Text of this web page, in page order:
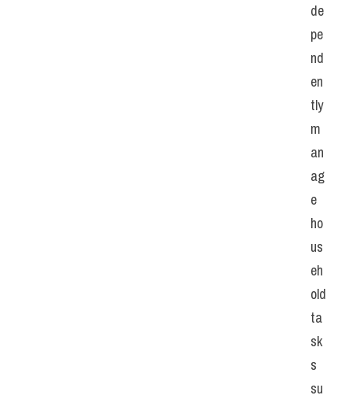
de
pe
nd
en
tly
m
an
ag
e
ho
us
eh
old
ta
sk
s
su